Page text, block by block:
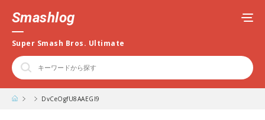
Smashlog
Super Smash Bros. Ultimate
DvCeOgfU8AAEGl9